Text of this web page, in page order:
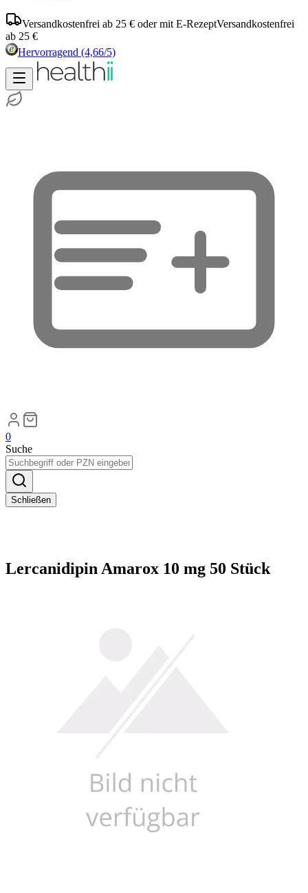
Versandkostenfrei ab 25 € oder mit E-RezeptVersandkostenfrei
ab 25 €
Hervorragend (4,66/5)
0
Suche
Schließen
Lercanidipin Amarox 10 mg 50 Stück